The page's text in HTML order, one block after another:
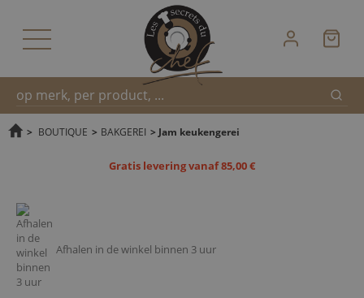
Snel
> BOUTIQUE > BAKGEREI > Jam keukengerei
Gratis levering vanaf 85,00 €
Afhalen in de winkel binnen 3 uur